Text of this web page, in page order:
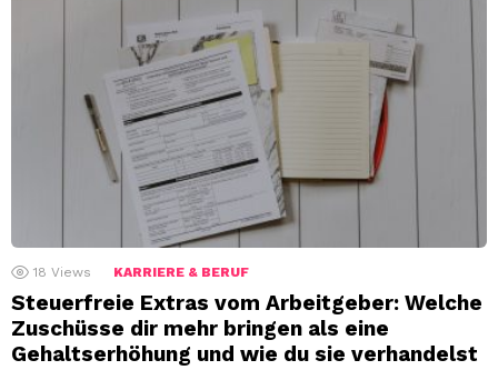
18 Views KARRIERE & BERUF
Steuerfreie Extras vom Arbeitgeber: Welche
Zuschüsse dir mehr bringen als eine
Gehaltserhöhung und wie du sie verhandelst